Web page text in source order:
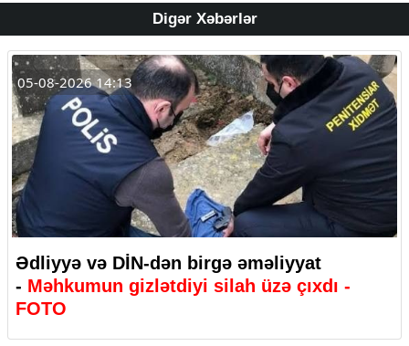
Digər Xəbərlər
05-08-2026 14:13
Ədliyyə və DİN-dən birgə əməliyyat
- Məhkumun gizlətdiyi silah üzə çıxdı -
FOTO